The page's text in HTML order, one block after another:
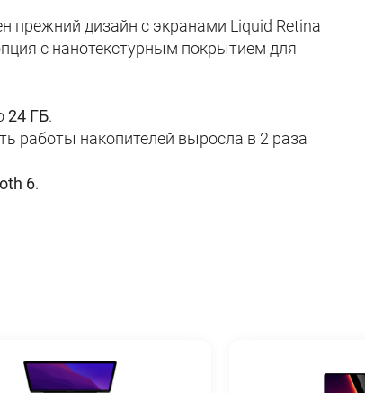
прежний дизайн с экранами Liquid Retina
с нанотекстурным покрытием для
24 ГБ.
работы накопителей выросла в 2 раза
6.